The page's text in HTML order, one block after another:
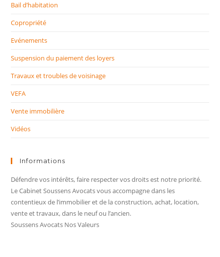
Bail d’habitation
Copropriété
Evénements
Suspension du paiement des loyers
Travaux et troubles de voisinage
VEFA
Vente immobilière
Vidéos
Informations
Défendre vos intérêts, faire respecter vos droits est notre priorité.
Le Cabinet Soussens Avocats vous accompagne dans les
contentieux de l’immobilier et de la construction, achat, location,
vente et travaux, dans le neuf ou l’ancien.
Soussens Avocats Nos Valeurs